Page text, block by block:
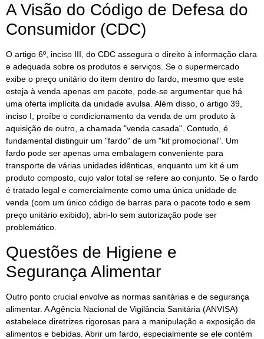
A Visão do Código de Defesa do
Consumidor (CDC)
O artigo 6º, inciso III, do CDC assegura o direito à informação clara
e adequada sobre os produtos e serviços. Se o supermercado
exibe o preço unitário do item dentro do fardo, mesmo que este
esteja à venda apenas em pacote, pode-se argumentar que há
uma oferta implícita da unidade avulsa. Além disso, o artigo 39,
inciso I, proíbe o condicionamento da venda de um produto à
aquisição de outro, a chamada "venda casada". Contudo, é
fundamental distinguir um "fardo" de um "kit promocional". Um
fardo pode ser apenas uma embalagem conveniente para
transporte de várias unidades idênticas, enquanto um kit é um
produto composto, cujo valor total se refere ao conjunto. Se o fardo
é tratado legal e comercialmente como uma única unidade de
venda (com um único código de barras para o pacote todo e sem
preço unitário exibido), abri-lo sem autorização pode ser
problemático.
Questões de Higiene e
Segurança Alimentar
Outro ponto crucial envolve as normas sanitárias e de segurança
alimentar. A Agência Nacional de Vigilância Sanitária (ANVISA)
estabelece diretrizes rigorosas para a manipulação e exposição de
alimentos e bebidas. Abrir um fardo, especialmente se ele contém